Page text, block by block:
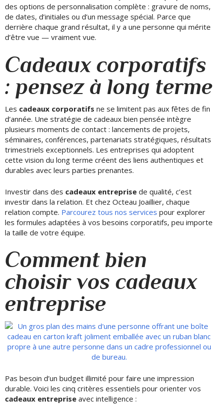
des options de personnalisation complète : gravure de noms,
de dates, d’initiales ou d’un message spécial. Parce que
derrière chaque grand résultat, il y a une personne qui mérite
d’être vue — vraiment vue.
Cadeaux corporatifs
: pensez à long terme
Les cadeaux corporatifs ne se limitent pas aux fêtes de fin
d’année. Une stratégie de cadeaux bien pensée intègre
plusieurs moments de contact : lancements de projets,
séminaires, conférences, partenariats stratégiques, résultats
trimestriels exceptionnels. Les entreprises qui adoptent
cette vision du long terme créent des liens authentiques et
durables avec leurs parties prenantes.
Investir dans des cadeaux entreprise de qualité, c’est
investir dans la relation. Et chez Octeau Joaillier, chaque
relation compte. Parcourez tous nos services pour explorer
les formules adaptées à vos besoins corporatifs, peu importe
la taille de votre équipe.
Comment bien
choisir vos cadeaux
entreprise
Pas besoin d’un budget illimité pour faire une impression
durable. Voici les cinq critères essentiels pour orienter vos
cadeaux entreprise avec intelligence :